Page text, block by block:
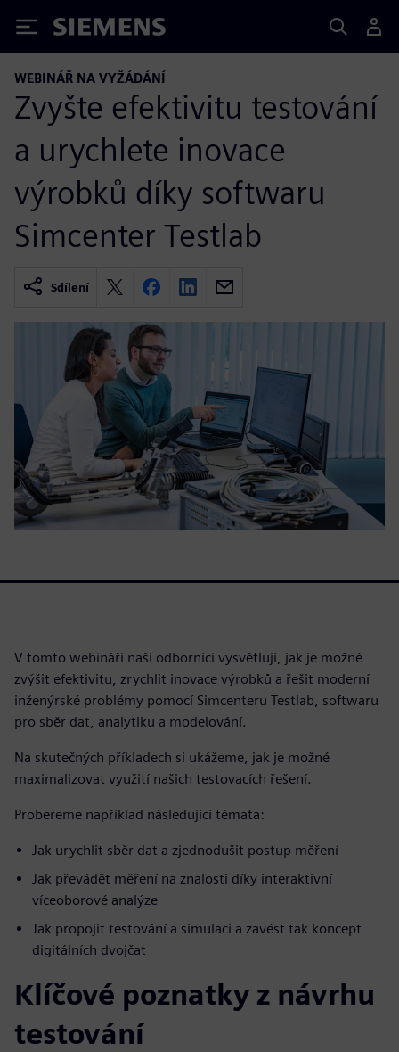
Siemens
WEBINÁŘ NA VYŽÁDÁNÍ
Zvyšte efektivitu testování
a urychlete inovace
výrobků díky softwaru
Simcenter Testlab
Sdílení
V tomto webináři naši odborníci vysvětlují, jak je možné
zvýšit efektivitu, zrychlit inovace výrobků a řešit moderní
inženýrské problémy pomocí Simcenteru Testlab, softwaru
pro sběr dat, analytiku a modelování.
Na skutečných příkladech si ukážeme, jak je možné
maximalizovat využití našich testovacích řešení.
Probereme například následující témata:
Jak urychlit sběr dat a zjednodušit postup měření
Jak převádět měření na znalosti díky interaktivní
víceoborové analýze
Jak propojit testování a simulaci a zavést tak koncept
digitálních dvojčat
Klíčové poznatky z návrhu
testování